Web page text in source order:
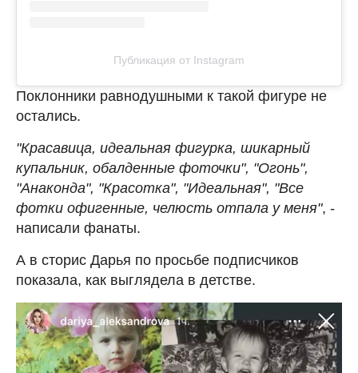
Публикация от Instagram
Поклонники равнодушными к такой фигуре не
остались.
"Красавица, идеальная фигурка, шикарный
купальник, обалденные фоточки", "Огонь",
"Анаконда", "Красотка", "Идеальная", "Все
фотки офигенные, челюсть отпала у меня", -
написали фанаты.
А в сторис Дарья по просьбе подписчиков
показала, как выглядела в детстве.